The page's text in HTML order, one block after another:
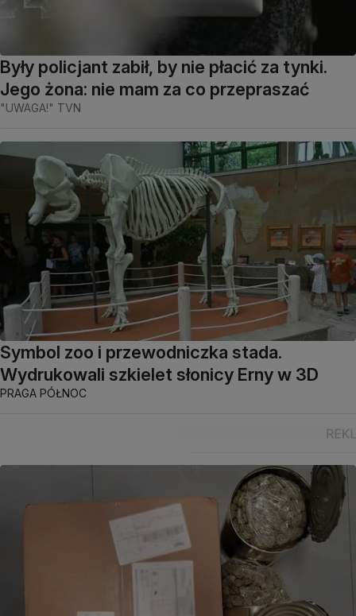
Były policjant zabił, by nie płacić za tynki.
Jego żona: nie mam za co przepraszać
"UWAGA!" TVN
Symbol zoo i przewodniczka stada.
Wydrukowali szkielet słonicy Erny w 3D
PRAGA PÓŁNOC